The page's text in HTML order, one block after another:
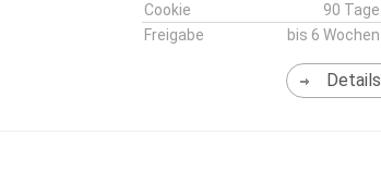
Cookie
90 Tage
Freigabe
bis 6 Wochen
Details